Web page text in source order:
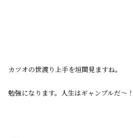
カツオの世渡り上手を垣間見ますね。
勉強になります。人生はギャンブルだ〜！